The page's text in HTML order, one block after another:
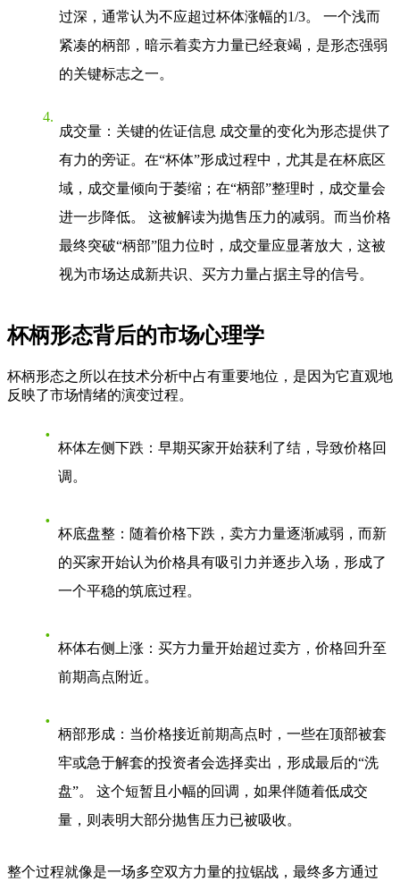
过深，通常认为不应超过杯体涨幅的1/3。 一个浅而
紧凑的柄部，暗示着卖方力量已经衰竭，是形态强弱
的关键标志之一。
成交量：关键的佐证信息 成交量的变化为形态提供了
有力的旁证。在“杯体”形成过程中，尤其是在杯底区
域，成交量倾向于萎缩；在“柄部”整理时，成交量会
进一步降低。 这被解读为抛售压力的减弱。而当价格
最终突破“柄部”阻力位时，成交量应显著放大，这被
视为市场达成新共识、买方力量占据主导的信号。
杯柄形态背后的市场心理学
杯柄形态之所以在技术分析中占有重要地位，是因为它直观地
反映了市场情绪的演变过程。
杯体左侧下跌 ：早期买家开始获利了结，导致价格回
调。
杯底盘整 ：随着价格下跌，卖方力量逐渐减弱，而新
的买家开始认为价格具有吸引力并逐步入场，形成了
一个平稳的筑底过程。
杯体右侧上涨 ：买方力量开始超过卖方，价格回升至
前期高点附近。
柄部形成 ：当价格接近前期高点时，一些在顶部被套
牢或急于解套的投资者会选择卖出，形成最后的“洗
盘”。 这个短暂且小幅的回调，如果伴随着低成交
量，则表明大部分抛售压力已被吸收。
整个过程就像是一场多空双方力量的拉锯战，最终多方通过